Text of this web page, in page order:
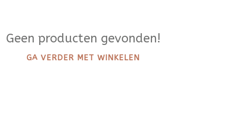
Geen producten gevonden!
GA VERDER MET WINKELEN